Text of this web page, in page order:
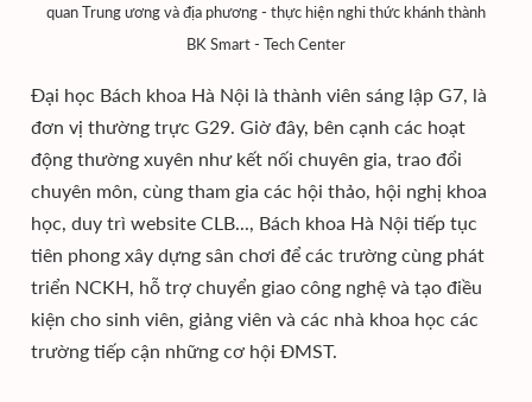
quan Trung ương và địa phương - thực hiện nghi thức khánh thành
BK Smart - Tech Center
Đại học Bách khoa Hà Nội là thành viên sáng lập G7, là
đơn vị thường trực G29. Giờ đây, bên cạnh các hoạt
động thường xuyên như kết nối chuyên gia, trao đổi
chuyên môn, cùng tham gia các hội thảo, hội nghị khoa
học, duy trì website CLB..., Bách khoa Hà Nội tiếp tục
tiên phong xây dựng sân chơi để các trường cùng phát
triển NCKH, hỗ trợ chuyển giao công nghệ và tạo điều
kiện cho sinh viên, giảng viên và các nhà khoa học các
trường tiếp cận những cơ hội ĐMST.